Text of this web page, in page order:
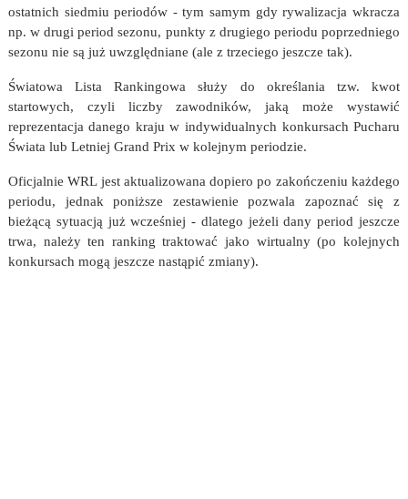
ostatnich siedmiu periodów - tym samym gdy rywalizacja wkracza
np. w drugi period sezonu, punkty z drugiego periodu poprzedniego
sezonu nie są już uwzględniane (ale z trzeciego jeszcze tak).
Światowa Lista Rankingowa służy do określania tzw. kwot
startowych, czyli liczby zawodników, jaką może wystawić
reprezentacja danego kraju w indywidualnych konkursach Pucharu
Świata lub Letniej Grand Prix w kolejnym periodzie.
Oficjalnie WRL jest aktualizowana dopiero po zakończeniu każdego
periodu, jednak poniższe zestawienie pozwala zapoznać się z
bieżącą sytuacją już wcześniej - dlatego jeżeli dany period jeszcze
trwa, należy ten ranking traktować jako wirtualny (po kolejnych
konkursach mogą jeszcze nastąpić zmiany).